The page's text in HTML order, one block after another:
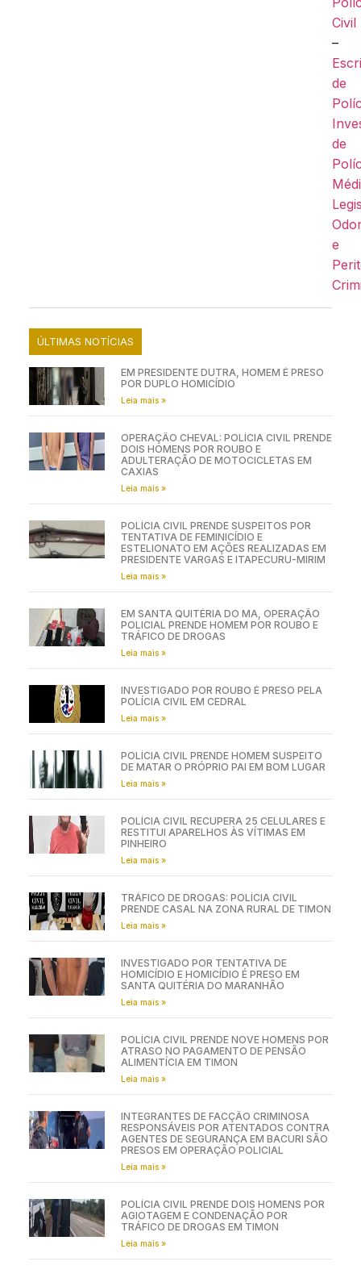
Civil
–
de
de
e
ÚLTIMAS NOTÍCIAS
EM PRESIDENTE DUTRA, HOMEM É PRESO
POR DUPLO HOMICÍDIO
Leia mais »
OPERAÇÃO CHEVAL: POLÍCIA CIVIL PRENDE
DOIS HOMENS POR ROUBO E
ADULTERAÇÃO DE MOTOCICLETAS EM
CAXIAS
Leia mais »
POLÍCIA CIVIL PRENDE SUSPEITOS POR
TENTATIVA DE FEMINICÍDIO E
ESTELIONATO EM AÇÕES REALIZADAS EM
PRESIDENTE VARGAS E ITAPECURU-MIRIM
Leia mais »
EM SANTA QUITÉRIA DO MA, OPERAÇÃO
POLICIAL PRENDE HOMEM POR ROUBO E
TRÁFICO DE DROGAS
Leia mais »
INVESTIGADO POR ROUBO É PRESO PELA
POLÍCIA CIVIL EM CEDRAL
Leia mais »
POLÍCIA CIVIL PRENDE HOMEM SUSPEITO
DE MATAR O PRÓPRIO PAI EM BOM LUGAR
Leia mais »
POLÍCIA CIVIL RECUPERA 25 CELULARES E
RESTITUI APARELHOS ÀS VÍTIMAS EM
PINHEIRO
Leia mais »
TRÁFICO DE DROGAS: POLÍCIA CIVIL
PRENDE CASAL NA ZONA RURAL DE TIMON
Leia mais »
INVESTIGADO POR TENTATIVA DE
HOMICÍDIO E HOMICÍDIO É PRESO EM
SANTA QUITÉRIA DO MARANHÃO
Leia mais »
POLÍCIA CIVIL PRENDE NOVE HOMENS POR
ATRASO NO PAGAMENTO DE PENSÃO
ALIMENTÍCIA EM TIMON
Leia mais »
INTEGRANTES DE FACÇÃO CRIMINOSA
RESPONSÁVEIS POR ATENTADOS CONTRA
AGENTES DE SEGURANÇA EM BACURI SÃO
PRESOS EM OPERAÇÃO POLICIAL
Leia mais »
POLÍCIA CIVIL PRENDE DOIS HOMENS POR
AGIOTAGEM E CONDENAÇÃO POR
TRÁFICO DE DROGAS EM TIMON
Leia mais »